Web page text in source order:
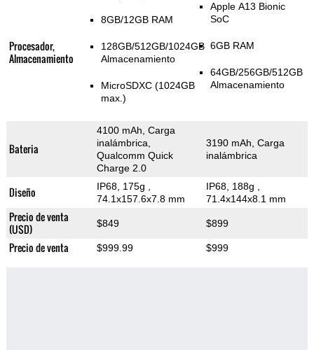
Procesador,
Almacenamiento
8GB/12GB RAM
128GB/512GB/1024GB
Almacenamiento
MicroSDXC (1024GB
max.)
Apple A13 Bionic
SoC
6GB RAM
64GB/256GB/512GB
Almacenamiento
Bateria
4100 mAh, Carga
inalámbrica,
Qualcomm Quick
Charge 2.0
3190 mAh, Carga
inalámbrica
Diseño IP68, 175g
74.1x157.6x7.8 mm
IP68, 188g
71.4x144x8.1 mm
Precio de venta
(USD)
$849 $899
Precio de venta $999.99 $999